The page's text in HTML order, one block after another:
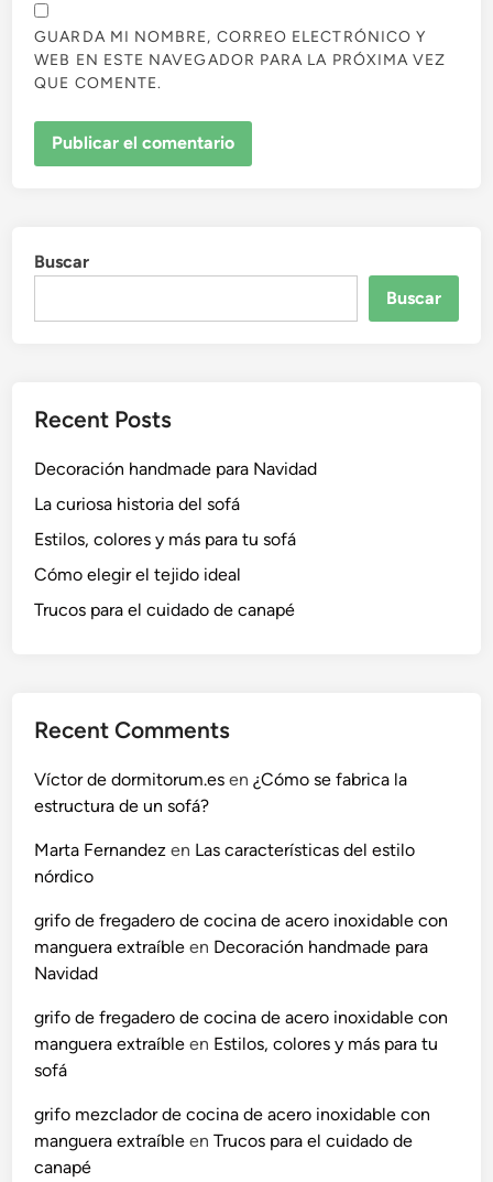
GUARDA MI NOMBRE, CORREO ELECTRÓNICO Y
WEB EN ESTE NAVEGADOR PARA LA PRÓXIMA VEZ
QUE COMENTE.
Buscar
Buscar
Recent Posts
Decoración handmade para Navidad
La curiosa historia del sofá
Estilos, colores y más para tu sofá
Cómo elegir el tejido ideal
Trucos para el cuidado de canapé
Recent Comments
Víctor de dormitorum.es en¿Cómo se fabrica la
estructura de un sofá?
Marta Fernandez en Las características del estilo
nórdico
grifo de fregadero de cocina de acero inoxidable con
manguera extraíble en Decoración handmade para
Navidad
grifo de fregadero de cocina de acero inoxidable con
manguera extraíble en Estilos, colores y más para tu
sofá
grifo mezclador de cocina de acero inoxidable con
manguera extraíble enTrucos para el cuidado de
canapé